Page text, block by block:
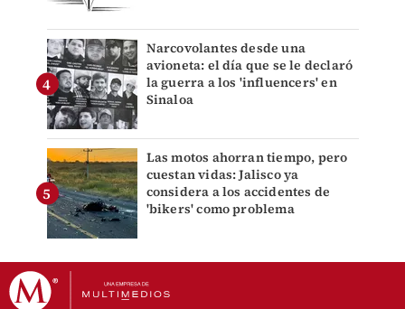
Narcovolantes desde una
avioneta: el día que se le declaró
la guerra a los 'influencers' en
Sinaloa
Las motos ahorran tiempo, pero
cuestan vidas: Jalisco ya
considera a los accidentes de
'bikers' como problema